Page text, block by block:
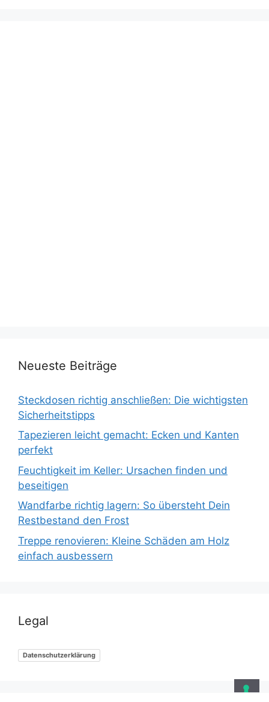
Neueste Beiträge
Steckdosen richtig anschließen: Die wichtigsten
Sicherheitstipps
Tapezieren leicht gemacht: Ecken und Kanten
perfekt
Feuchtigkeit im Keller: Ursachen finden und
beseitigen
Wandfarbe richtig lagern: So übersteht Dein
Restbestand den Frost
Treppe renovieren: Kleine Schäden am Holz
einfach ausbessern
Legal
Datenschutzerklärung